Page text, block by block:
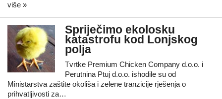
više »
Spriječimo ekolosku
katastrofu kod Lonjskog
polja
Tvrtke Premium Chicken Company d.o.o. i
Perutnina Ptuj d.o.o. ishodile su od
Ministarstva zaštite okoliša i zelene tranzicije rješenja o
prihvatljivosti za…